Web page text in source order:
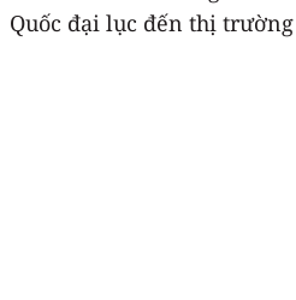
Quốc đại lục đến thị